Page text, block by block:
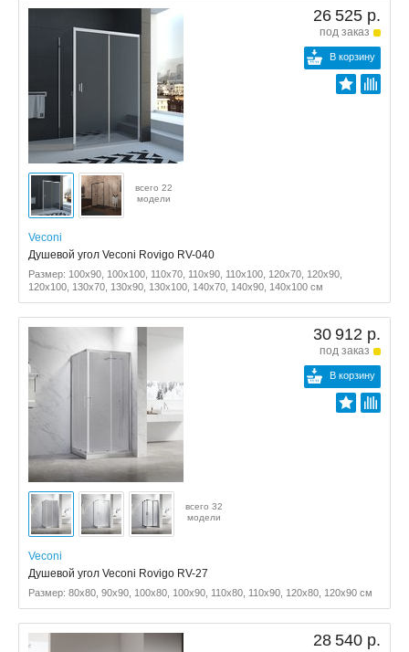
26 525 р.
под заказ
В корзину
всего 22
модели
Veconi
Душевой угол Veconi Rovigo RV-040
Размер: 100x90, 100x100, 110x70, 110x90, 110x100, 120x70, 120x90,
120x100, 130x70, 130x90, 130x100, 140x70, 140x90, 140x100 см
30 912 р.
под заказ
В корзину
всего 32
модели
Veconi
Душевой угол Veconi Rovigo RV-27
Размер: 80x80, 90x90, 100x80, 100x90, 110x80, 110x90, 120x80, 120x90 см
28 540 р.